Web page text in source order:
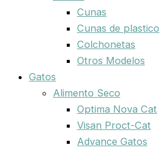
Cunas
Cunas de plastico
Colchonetas
Otros Modelos
Gatos
Alimento Seco
Optima Nova Cat
Visan Proct-Cat
Advance Gatos